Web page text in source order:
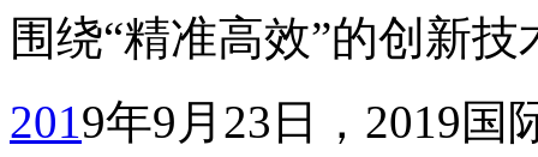
围绕“精准高效”的创新
2019年9月23日，2019